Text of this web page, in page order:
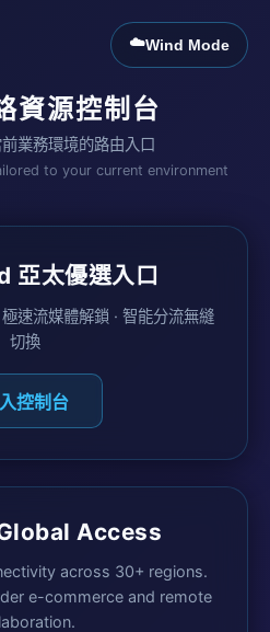
☁️Wind Mode
資源控制台
業務環境的路由入口
to your current environment
亞太優選入口
速流媒體解鎖 · 智能分流無縫
切換
控制台
Access
across 30+ regions.
e-commerce and remote